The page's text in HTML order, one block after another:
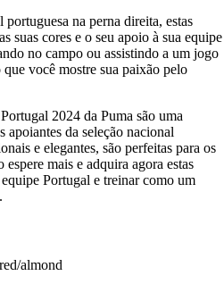
na perna direita, estas
suas cores e o seu apoio à sua equipe
no campo ou assistindo a um jogo
que você mostre sua paixão pelo
2024 da Puma são uma
apoiantes da seleção nacional
e elegantes, são perfeitas para os
mais e adquira agora estas
Portugal e treinar como um
almond